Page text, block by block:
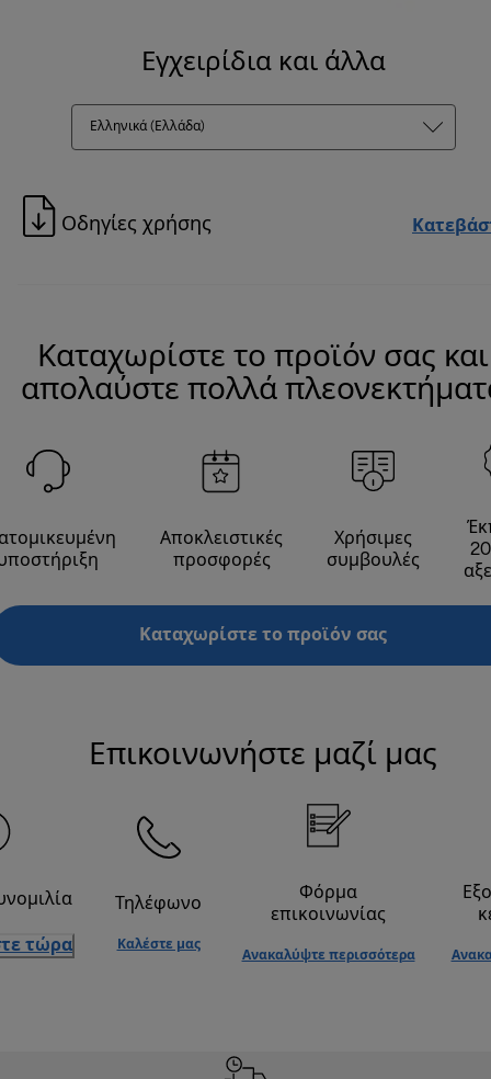
Εγχειρίδια και άλλα
Ελληνικά (Ελλάδα)
Οδηγίες χρήσης
Καταχωρίστε το προϊόν σας και
απολαύστε πολλά
Αποκλειστικές
προσφορές
Χρήσιμες
συμβουλές
Καταχωρίστε το προϊόν σας
Επικοινωνήστε μαζί μας
τώρα
Τηλέφωνο
Καλέστε μας
Φόρμα
επικοινωνίας
Ανακαλύψτε περισσότερα